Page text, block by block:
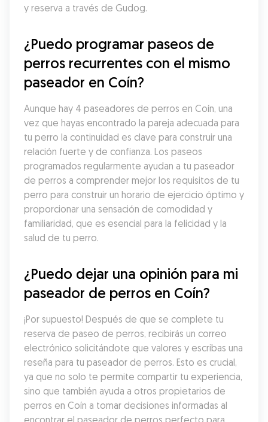
y reserva a través de Gudog.
¿Puedo programar paseos de
perros recurrentes con el mismo
paseador en Coín?
Aunque hay 4 paseadores de perros en Coín, una
vez que hayas encontrado la pareja adecuada para
tu perro la continuidad es clave para construir una
relación fuerte y de confianza. Los paseos
programados regularmente ayudan a tu paseador
de perros a comprender mejor los requisitos de tu
perro para construir un horario de ejercicio óptimo y
proporcionar una sensación de comodidad y
familiaridad, que es esencial para la felicidad y la
salud de tu perro.
¿Puedo dejar una opinión para mi
paseador de perros en Coín?
¡Por supuesto! Después de que se complete tu
reserva de paseo de perros, recibirás un correo
electrónico solicitándote que valores y escribas una
reseña para tu paseador de perros. Esto es crucial,
ya que no solo te permite compartir tu experiencia,
sino que también ayuda a otros propietarios de
perros en Coín a tomar decisiones informadas al
encontrar el paseador de perros perfecto para